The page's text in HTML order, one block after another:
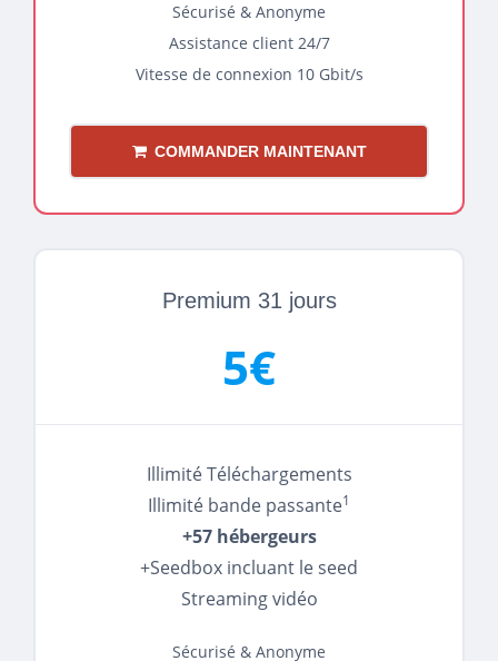
Sécurisé & Anonyme
Assistance client 24/7
Vitesse de connexion 10 Gbit/s
COMMANDER MAINTENANT
Premium 31 jours
5€
Illimité Téléchargements
Illimité bande passante1
+57 hébergeurs
+Seedbox incluant le seed
Streaming vidéo
Sécurisé & Anonyme